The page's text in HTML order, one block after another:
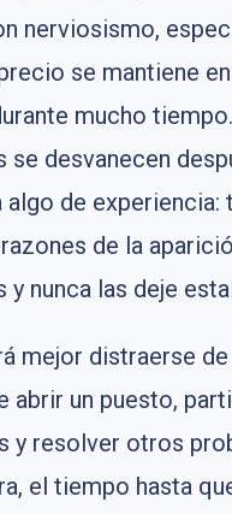
nerviosismo,
se mantiene
mucho
se desvanecen
algo de experiencia:
de la
y nunca las deje
mejor distraerse
abrir un puesto,
y resolver otros
el tiempo hasta